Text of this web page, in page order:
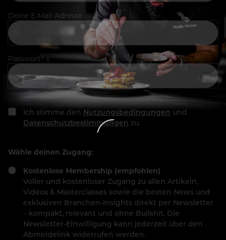
Deine E-Mail Adresse
Passwort
Ich stimme den Nutzungsbedingungen und
Datenschutzbestimmungen zu.
Wähle deinen Zugang:
Kostenlose Membership (empfohlen)
Voller und kostenloser Zugang zu allen Artikeln,
Videos & Masterclasses sowie die besten News und
exklusiven Branchen-Insights direkt per Newsletter
– kompakt, relevant und ohne Bullshit. Die
Newsletter-Einwilligung kann jederzeit über den
Abmeldelink widerrufen werden.